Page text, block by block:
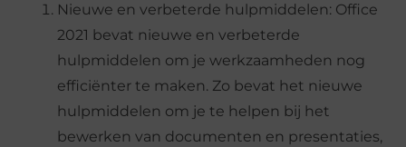
Nieuwe en verbeterde hulpmiddelen: Office
2021 bevat nieuwe en verbeterde
hulpmiddelen om je werkzaamheden nog
efficiënter te maken. Zo bevat het nieuwe
hulpmiddelen om je te helpen bij het
bewerken van documenten en presentaties,